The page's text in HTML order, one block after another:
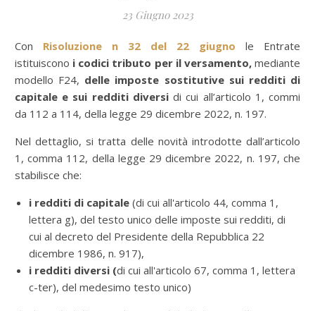
23 Giugno 2023
Con Risoluzione n 32 del 22 giugno le Entrate
istituiscono i codici tributo per il versamento,mediante
modello F24, delle imposte sostitutive sui redditi di
capitale e sui redditi diversidi cui all’articolo 1, commi
da 112 a 114, della legge 29 dicembre 2022, n. 197.
Nel dettaglio, si tratta delle novità introdotte dall’articolo
1, comma 112, della legge 29 dicembre 2022, n. 197, che
stabilisce che:
i redditi di capitale (di cui all'articolo 44, comma 1,
lettera g), del testo unico delle imposte sui redditi, di
cui al decreto del Presidente della Repubblica 22
dicembre 1986, n. 917),
i redditi diversi (di cui all'articolo 67, comma 1, lettera
c-ter), del medesimo testo unico)